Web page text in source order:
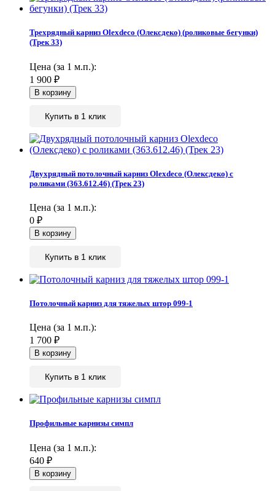
Трехрядный карниз Olexdeco (Олексдеко) (роликовые бегунки)
(Трек 33)
Цена (за 1 м.п.):
1 900 ₽
Купить в 1 клик
Двухрядный потолочный карниз Olexdeco (Олексдеко) c
роликами (363.612.46) (Трек 23)
Цена (за 1 м.п.):
0 ₽
Купить в 1 клик
Потолочный карниз для тяжелых штор 099-1
Цена (за 1 м.п.):
1 700 ₽
Купить в 1 клик
Профильные карнизы симпл
Цена (за 1 м.п.):
640 ₽